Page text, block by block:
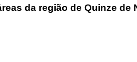
da região de Quinze